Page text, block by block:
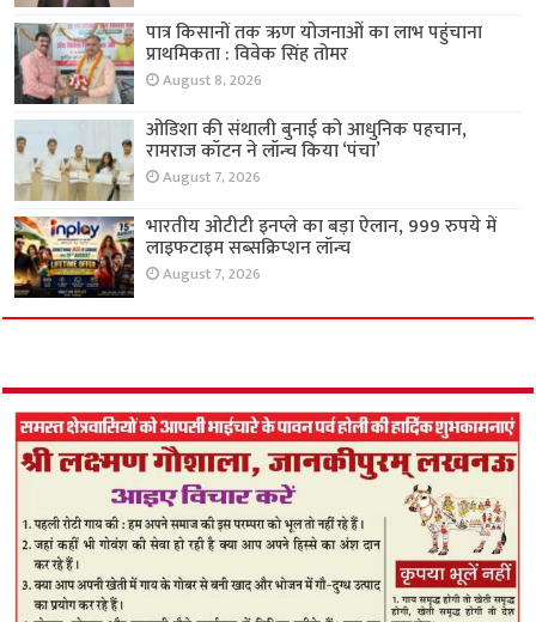
पात्र किसानों तक ऋण योजनाओं का लाभ पहुंचाना
प्राथमिकता : विवेक सिंह तोमर
August 8, 2026
ओडिशा की संथाली बुनाई को आधुनिक पहचान,
रामराज कॉटन ने लॉन्च किया ‘पंचा’
August 7, 2026
भारतीय ओटीटी इनप्ले का बड़ा ऐलान, 999 रुपये में
लाइफटाइम सब्सक्रिप्शन लॉन्च
August 7, 2026